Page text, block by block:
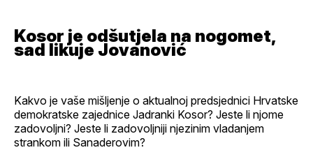
Kosor je odšutjela na nogomet,
sad likuje Jovanović
Kakvo je vaše mišljenje o aktualnoj predsjednici Hrvatske
demokratske zajednice Jadranki Kosor? Jeste li njome
zadovoljni? Jeste li zadovoljniji njezinim vladanjem
strankom ili Sanaderovim?